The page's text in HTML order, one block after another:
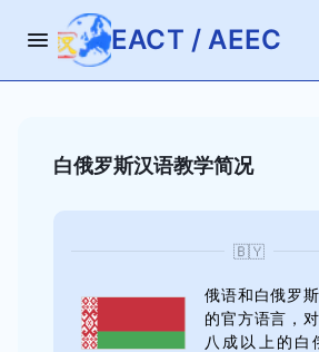
EACT / AEEC
白俄罗斯汉语教学简况
🇧🇾
俄语和白俄罗
的官方语言，
八成以上的白